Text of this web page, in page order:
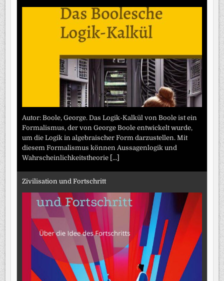
Autor: Boole, George. Das Logik-Kalkül von Boole ist ein
Formalismus, der von George Boole entwickelt wurde,
um die Logik in algebraischer Form darzustellen. Mit
diesem Formalismus können Aussagenlogik und
Wahrscheinlichkeitstheorie [...]
Zivilisation und Fortschritt